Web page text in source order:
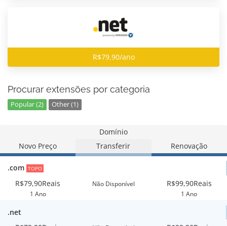
R$79,90/ano
Procurar extensões por categoria
Popular (2) Other (1)
Domínio
Novo Preço
Transferir Renovação
.com TOPO
R$79,90Reais
1 Ano
Não Disponível R$99,90Reais
1 Ano
.net